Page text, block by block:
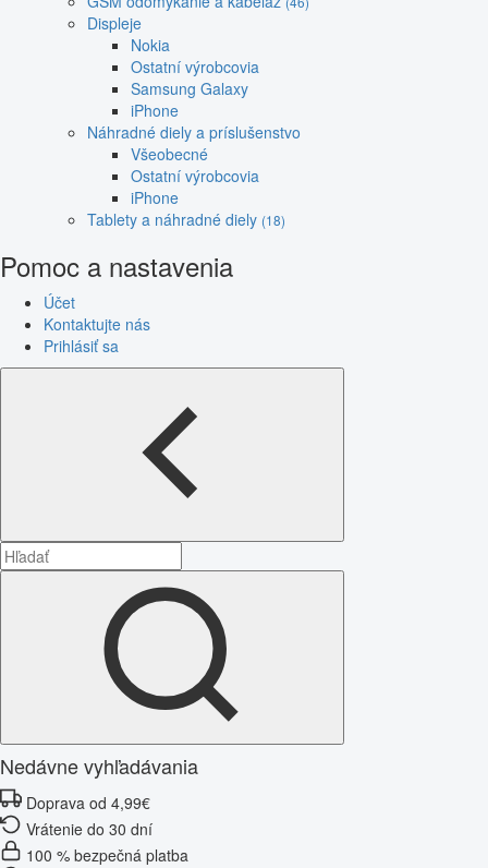
Displeje
Nokia
Ostatní výrobcovia
Samsung Galaxy
iPhone
Náhradné diely a príslušenstvo
Všeobecné
Ostatní výrobcovia
iPhone
Tablety a náhradné diely (18)
Pomoc a nastavenia
Účet
Kontaktujte nás
Prihlásiť sa
Nedávne vyhľadávania
Doprava od 4,99€
Vrátenie do 30 dní
100 % bezpečná platba